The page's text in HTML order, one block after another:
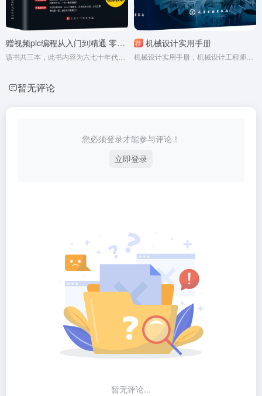
赠视频plc编程从入门到精通 零基础自学电工西门子三菱plc程序设计 plc编程语言电气控制plc实物接线软件应用系统设置实操技术教材 荐 机械设计实用手册
暂无评论
您必须登录才能参与评论！
立即登录
暂无评论...